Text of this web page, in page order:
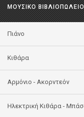
ΜΟΥΣΙΚΟ ΒΙΒΛΙΟΠΩΛΕΙΟ
Πιάνο
Κιθάρα
Αρμόνιο - Ακορντεόν
Ηλεκτρική Κιθάρα -